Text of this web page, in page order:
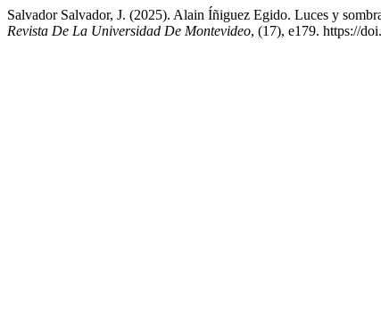
Salvador Salvador, J. (2025). Alain Íñiguez Egido. Luces y
Revista De La Universidad De Montevideo, (17), e179. https://